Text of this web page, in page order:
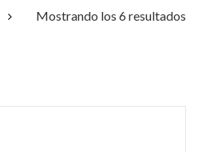
Mostrando los 6 resultados